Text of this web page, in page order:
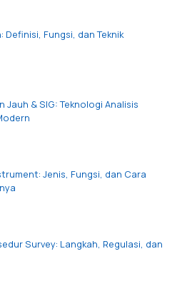
Definisi, Fungsi, dan Teknik
Jauh & SIG: Teknologi Analisis
Jenis, Fungsi, dan Cara
Survey: Langkah, Regulasi, dan